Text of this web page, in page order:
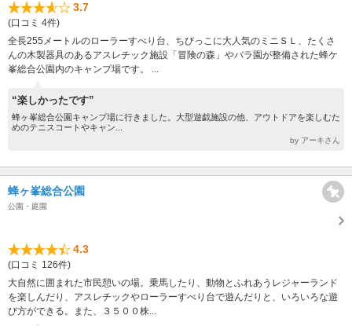
3.7
(口コミ 4件)
全長255メートルのローラーすべり台、ちびっこに大人気のミニＳＬ、たくさ
んの木製器具のあるアスレチック施設「冒険の森」やバラ園が整備された蜂ケ
峯総合公園内のキャンプ場です。 ...
“楽しかったです”
蜂ヶ峯総合公園キャンプ場に行きました。大型遊戯施設の他、アウトドアを楽しむた
めのテニスコートやキャン...
by アーキさん
蜂ヶ峯総合公園
公園・庭園
4.3
(口コミ 126件)
大自然に囲まれた市民憩いの場。乗馬したり、動物とふれあうレジャーランド
を楽しんだり、アスレチックやローラーすべり台で遊んだりと、いろいろな遊
び方ができる。また、３５００株...